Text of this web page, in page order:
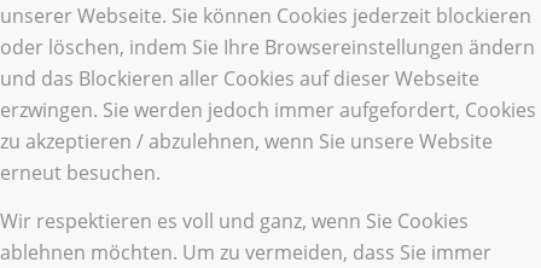
unserer Webseite. Sie können Cookies jederzeit blockieren
oder löschen, indem Sie Ihre Browsereinstellungen ändern
und das Blockieren aller Cookies auf dieser Webseite
erzwingen. Sie werden jedoch immer aufgefordert, Cookies
zu akzeptieren / abzulehnen, wenn Sie unsere Website
erneut besuchen.
Wir respektieren es voll und ganz, wenn Sie Cookies
ablehnen möchten. Um zu vermeiden, dass Sie immer